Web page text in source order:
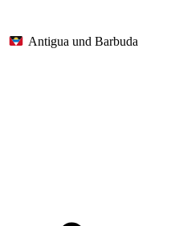
Antigua und Barbuda